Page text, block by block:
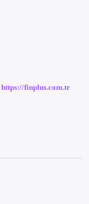
https://finplus.com.tr